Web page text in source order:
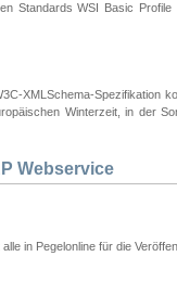
Standards WSI Basic
XMLSchema-
Winterzeit, in der
Webservice
in Pegelonline für die